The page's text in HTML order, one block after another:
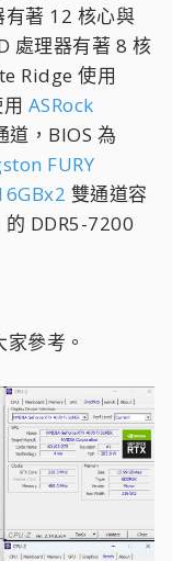
著 12 核心與
處理器有著 8 核
Ridge 使用
ASRock
道，BIOS 為
FURY
雙通道容
DDR5-7200
參考。